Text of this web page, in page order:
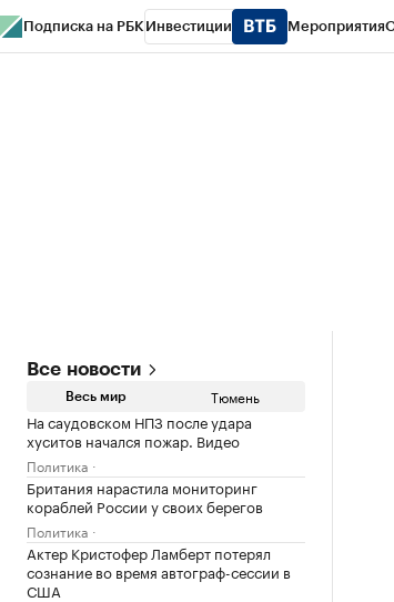
Подписка на РБК Инвестиции Мероприятия
Все новости
Весь мир Тюмень
На саудовском НПЗ после удара
хуситов начался пожар. Видео
Политика
Британия нарастила мониторинг
кораблей России у своих берегов
Политика
Актер Кристофер Ламберт потерял
сознание во время автограф-сессии в
США